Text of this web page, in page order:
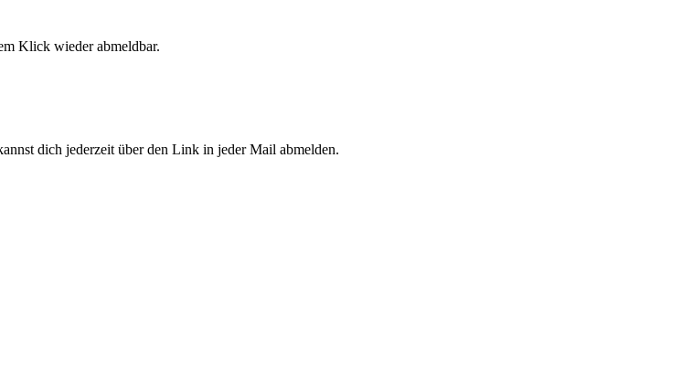
Klick wieder abmeldbar.
dich jederzeit über den Link in jeder Mail abmelden.